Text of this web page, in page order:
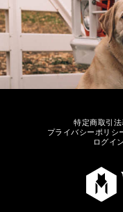
特定商取引
プライバシーポリシ
ログイ